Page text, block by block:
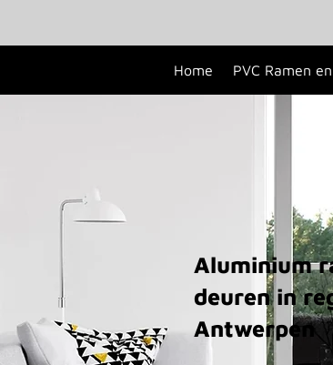
Home PVC Ramen
Aluminium
deuren in
Antwerpen